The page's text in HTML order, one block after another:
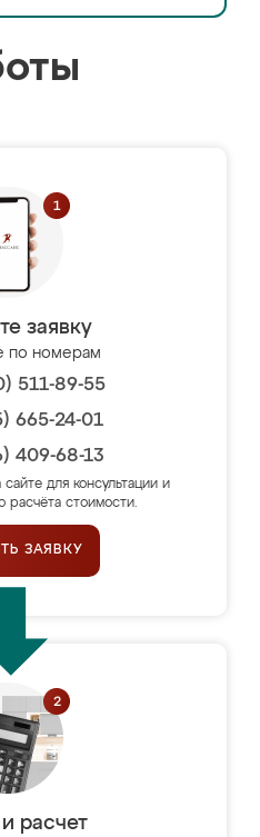
заявку
по номерам
511-89-55
665-24-01
409-68-13
сайте для консультации и
расчёта стоимости.
ЗАЯВКУ
расчет